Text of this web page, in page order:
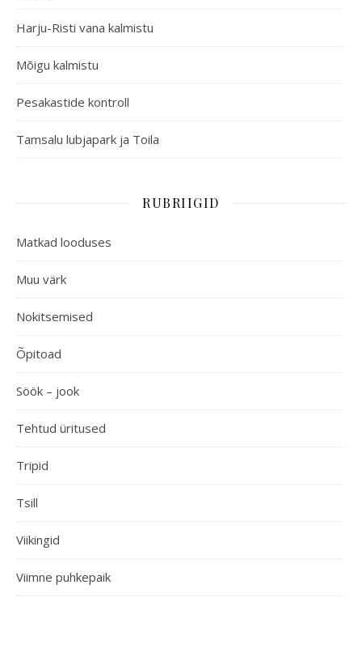
Harju-Risti vana kalmistu
Mõigu kalmistu
Pesakastide kontroll
Tamsalu lubjapark ja Toila
RUBRIIGID
Matkad looduses
Muu värk
Nokitsemised
Õpitoad
Söök – jook
Tehtud üritused
Tripid
Tsill
Viikingid
Viimne puhkepaik